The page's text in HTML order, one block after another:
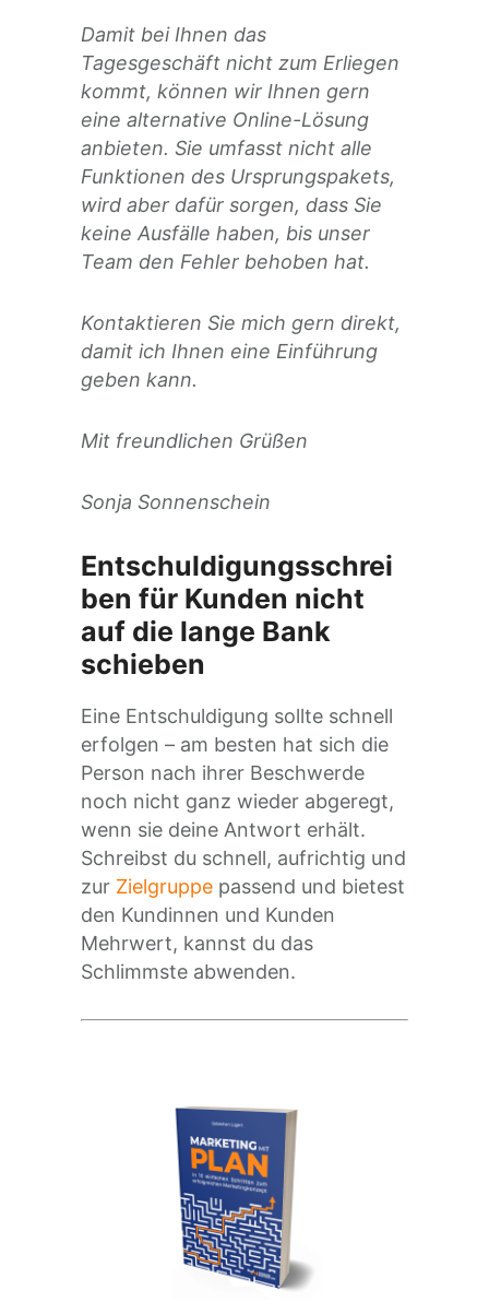
Damit bei Ihnen das
Tagesgeschäft nicht zum Erliegen
kommt, können wir Ihnen gern
eine alternative Online-Lösung
anbieten. Sie umfasst nicht alle
Funktionen des Ursprungspakets,
wird aber dafür sorgen, dass Sie
keine Ausfälle haben, bis unser
Team den Fehler behoben hat.
Kontaktieren Sie mich gern direkt,
damit ich Ihnen eine Einführung
geben kann.
Mit freundlichen Grüßen
Sonja Sonnenschein
Entschuldigungsschrei
ben für Kunden nicht
auf die lange Bank
schieben
Eine Entschuldigung sollte schnell
erfolgen – am besten hat sich die
Person nach ihrer Beschwerde
noch nicht ganz wieder abgeregt,
wenn sie deine Antwort erhält.
Schreibst du schnell, aufrichtig und
zur Zielgruppe passend und bietest
den Kundinnen und Kunden
Mehrwert, kannst du das
Schlimmste abwenden.